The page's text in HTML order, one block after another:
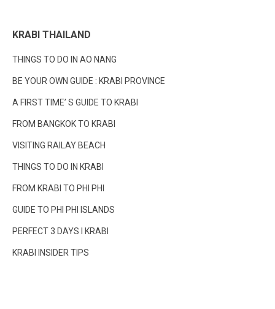
KRABI THAILAND
THINGS TO DO IN AO NANG
BE YOUR OWN GUIDE : KRABI PROVINCE
A FIRST TIME’ S GUIDE TO KRABI
FROM BANGKOK TO KRABI
VISITING RAILAY BEACH
THINGS TO DO IN KRABI
FROM KRABI TO PHI PHI
GUIDE TO PHI PHI ISLANDS
PERFECT 3 DAYS I KRABI
KRABI INSIDER TIPS